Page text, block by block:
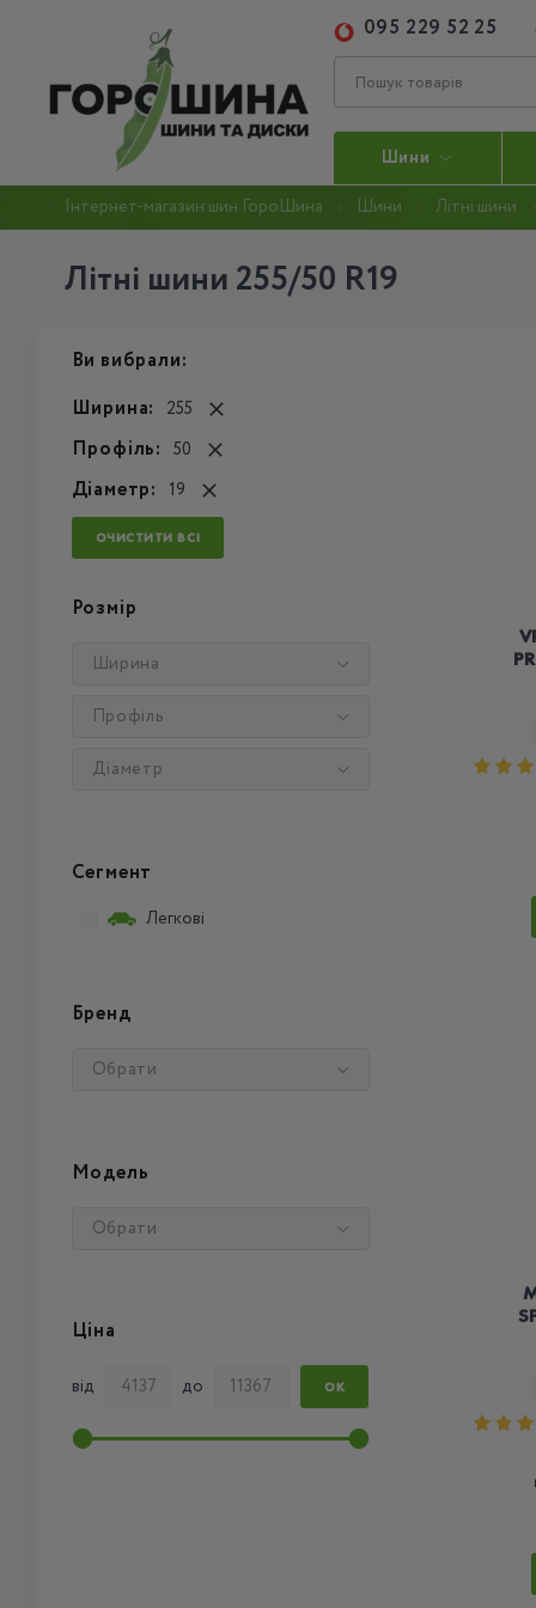
095 229 52 25
Шини
Інтернет-магазин шин ГороШина Шини Літні шини
Літні шини 255/50 R19
Ви вибрали:
Ширина:
255
Профіль: 50
Діаметр: 19
ОЧИСТИТИ ВСІ
Розмір
Ширина
Профіль
Діаметр
Сегмент
Легкові
Бренд
Обрати
Модель
Обрати
Ціна
від до ОК